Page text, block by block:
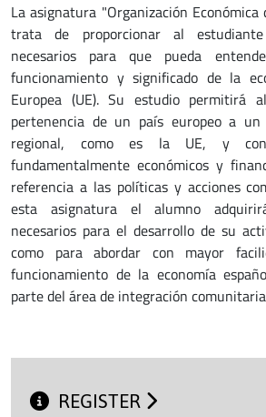
La asignatura "Organización
trata de proporcionar al
necesarios para que pueda
funcionamiento y significado de la
Europea (UE). Su estudio permitirá
pertenencia de un país europeo a
regional, como es la UE, y
fundamentalmente económicos y
referencia a las políticas y acciones
esta asignatura el alumno
necesarios para el desarrollo de su
como para abordar con mayor
funcionamiento de la economía
parte del área de integración
REGISTER